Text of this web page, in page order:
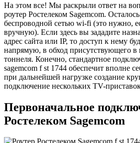
На этом все! Мы раскрыли ответ на
роутер Ростелеком Sagemcom.
беспроводной сетью wi-fi (это нужно,
вручную). Если здесь вы зададите
адрес сайта или IP, то доступ к нему
напрямую, в обход присутствующего в
тоннеля. Конечно, стандартное
sagemcom f st 1744 обеспечит вполне
при дальнейшей нагрузке создание
подключение нескольких TV-
Первоначальное
Ростелеком Sagemcom